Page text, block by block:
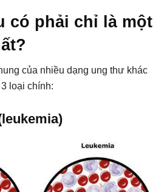
có phải chỉ là một
của nhiều dạng ung thư khác
loại chính: